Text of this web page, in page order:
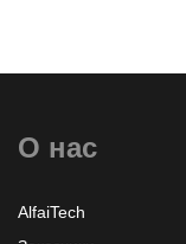
О нас
AlfaiTech